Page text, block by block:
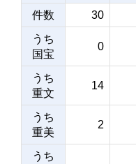
件数
30
うち
国宝
0
うち
重文
14
うち
重美
2
うち